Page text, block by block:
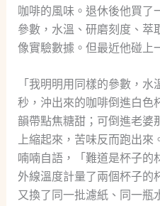
咖啡的風味。退休後他買了
參數，水溫、研磨刻度、萃
像實驗數據。但最近他碰上
「我明明用同樣的參數，
秒，沖出來的咖啡倒進白色
韻帶點焦糖甜；可倒進老婆
上縮起來，苦味反而跑出
喃喃自語，「難道是杯子的
外線溫度計量了兩個杯子的
又換了同一批濾紙、同一瓶